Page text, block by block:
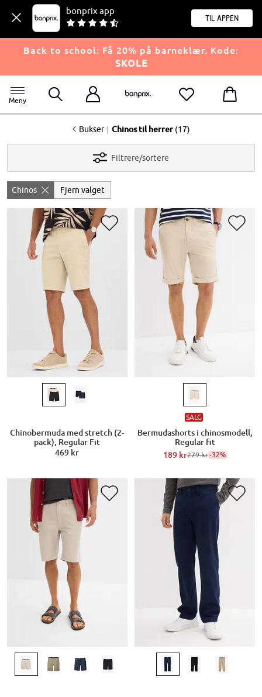
bonprix app
til appen
Back to school: Få 20% på barneklær. Kode:
SKOLE
Meny
<Bukser | Chinos til herrer (17)
Filtrere/sortere
Chinos Fjern valget
Chinobermuda med stretch (2-
pack), Regular Fit
469 kr
SALG
Bermudashorts i chinosmodell,
Regular fit
189 kr279 kr-32%